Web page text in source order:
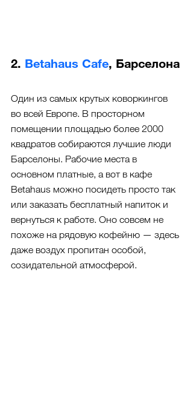
2. Betahaus Cafe, Барселона
Один из самых крутых коворкингов
во всей Европе. В просторном
помещении площадью более 2000
квадратов собираются лучшие люди
Барселоны. Рабочие места в
основном платные, а вот в кафе
Betahaus можно посидеть просто так
или заказать бесплатный напиток и
вернуться к работе. Оно совсем не
похоже на рядовую кофейню — здесь
даже воздух пропитан особой,
созидательной атмосферой.